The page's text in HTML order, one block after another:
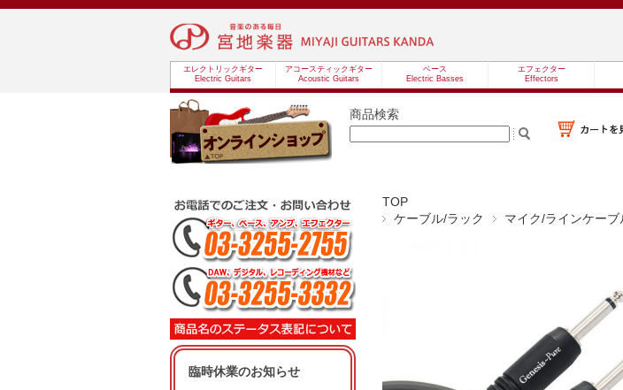
エレクトリックギター
Electric Guitars
アコースティックギター
Acoustic Guitars
ベース
Electric Basses
エフェクター
Effectors
商品検索
TOP
ケーブル/ラック
マイク/ラインケーブ
臨時休業のお知らせ